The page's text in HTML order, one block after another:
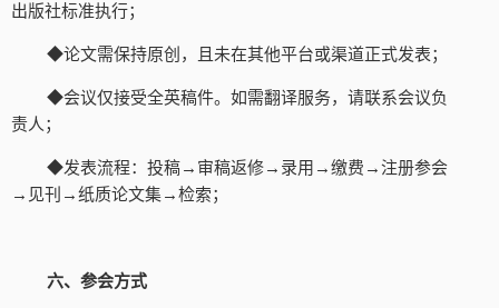
出版社标准执行；
◆论文需保持原创，且未在其他平台或渠道正式发表；
◆会议仅接受全英稿件。如需翻译服务，请联系会议负
责人；
◆发表流程：投稿→审稿返修→录用→缴费→注册参会
→见刊→纸质论文集→检索；
六、参会方式